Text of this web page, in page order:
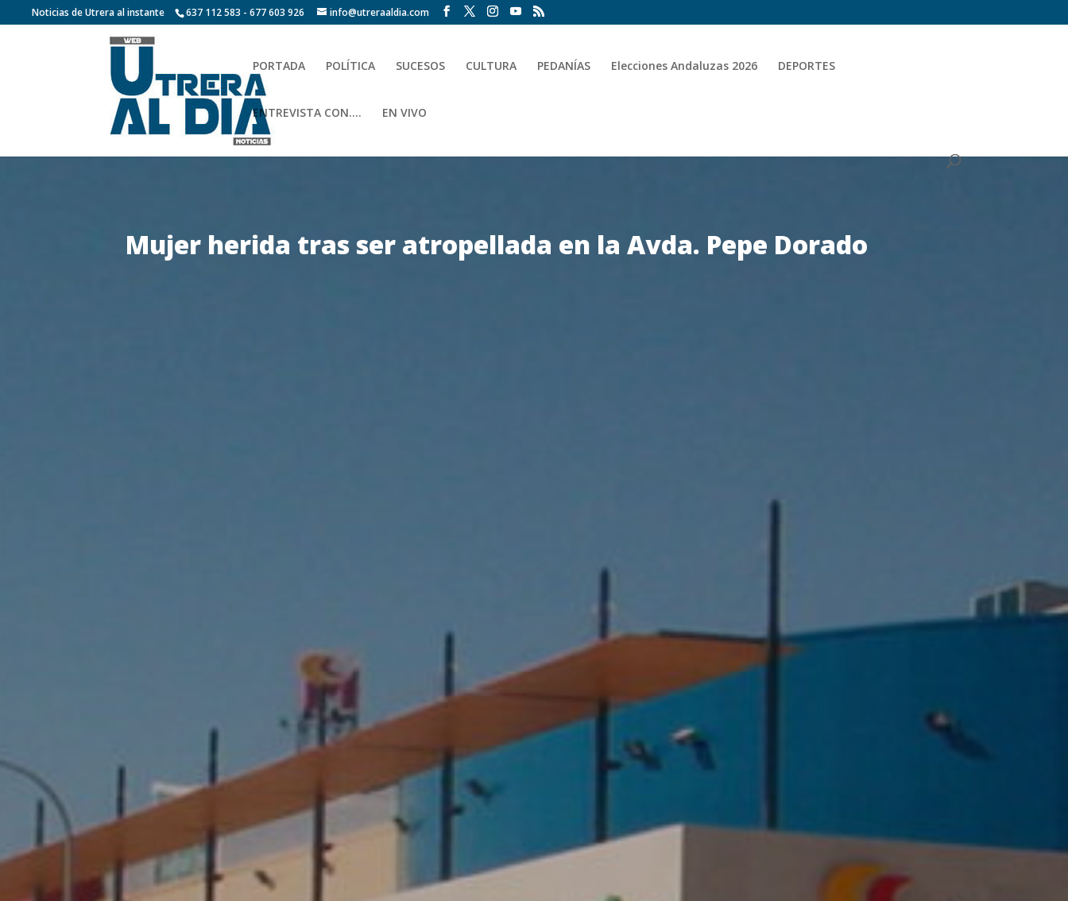
Noticias de Utrera al instante 637 112 583 - 677 603 926 info@utreraaldia.com
PORTADA POLÍTICA SUCESOS CULTURA PEDANÍAS Elecciones Andaluzas 2026 DEPORTES
ENTREVISTA CON…. EN VIVO
Mujer herida tras ser atropellada en la Avda. Pepe Dorado